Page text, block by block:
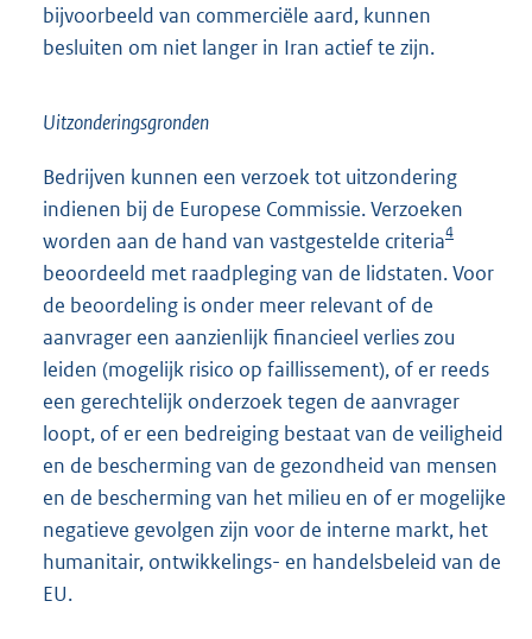
bijvoorbeeld van commerciële aard, kunnen
besluiten om niet langer in Iran actief te zijn.
Uitzonderingsgronden
Bedrijven kunnen een verzoek tot uitzondering
indienen bij de Europese Commissie. Verzoeken
worden aan de hand van vastgestelde criteria4
beoordeeld met raadpleging van de lidstaten. Voor
de beoordeling is onder meer relevant of de
aanvrager een aanzienlijk financieel verlies zou
leiden (mogelijk risico op faillissement), of er reeds
een gerechtelijk onderzoek tegen de aanvrager
loopt, of er een bedreiging bestaat van de veiligheid
en de bescherming van de gezondheid van mensen
en de bescherming van het milieu en of er mogelijke
negatieve gevolgen zijn voor de interne markt, het
humanitair, ontwikkelings- en handelsbeleid van de
EU.